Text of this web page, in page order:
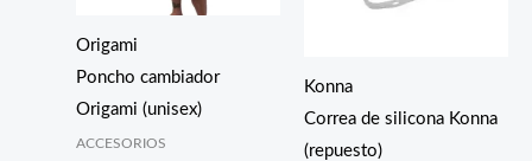
Origami
Poncho cambiador
Origami (unisex)
ACCESORIOS
Konna
Correa de silicona Konna
(repuesto)